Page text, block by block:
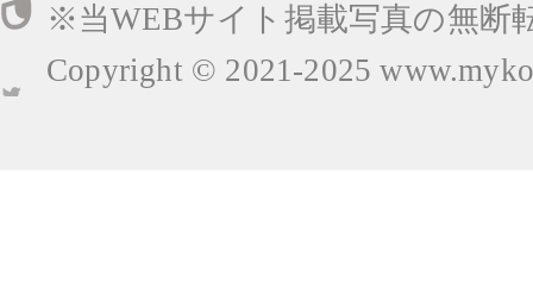
※当WEBサイト掲載写真の無断
Copyright © 2021-2025